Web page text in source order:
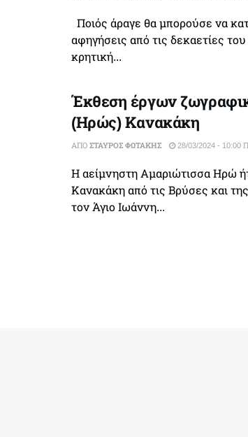
Ποιός άραγε θα μπορούσε να
αφηγήσεις από τις δεκαετίες
κρητική...
Έκθεση έργων
(Ηρώς) Κανακάκη
ΑΠΌ ΣΤΑΎΡΟΣ ΦΩΤΆΚΗΣ 28/03/2024 - 10:00
Η αείμνηστη Αμαριώτισσα Ηρώ
Κανακάκη από τις Βρύσες και
τον Άγιο Ιωάννη...